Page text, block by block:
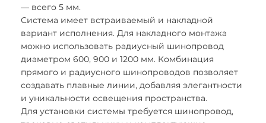
— всего 5 мм.
Система имеет встраиваемый и накладной
вариант исполнения. Для накладного монтажа
можно использовать радиусный шинопровод
диаметром 600, 900 и 1200 мм. Комбинация
прямого и радиусного шинопроводов позволяет
создавать плавные линии, добавляя элегантности
и уникальности освещения пространства.
Для установки системы требуется шинопровод,